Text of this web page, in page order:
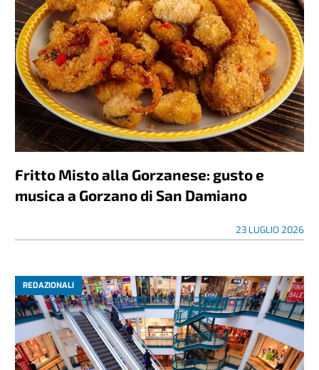
Fritto Misto alla Gorzanese: gusto e
musica a Gorzano di San Damiano
23 LUGLIO 2026
REDAZIONALI